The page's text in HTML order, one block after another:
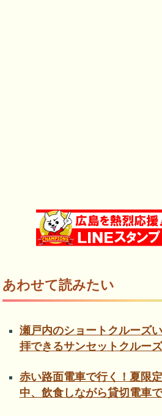
あわせて読みたい
瀬戸内のショートクルーズ
拝できるサンセットクルー
赤い路面電車で行く！夏限
中、飲食しながら貸切電車